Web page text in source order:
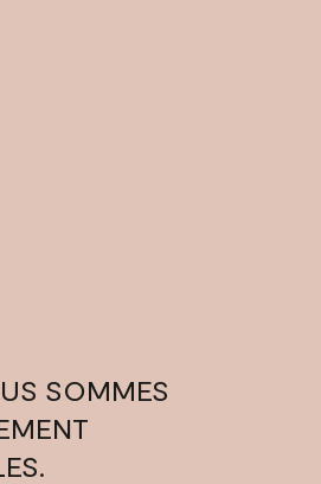
SOMMES